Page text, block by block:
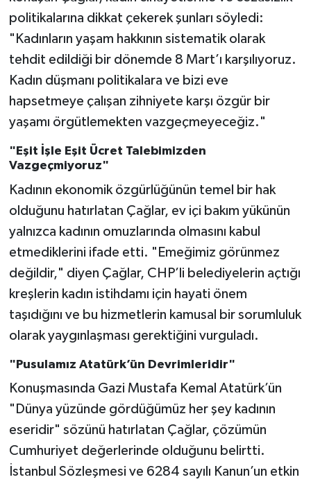
politikalarına dikkat çekerek şunları söyledi:
"Kadınların yaşam hakkının sistematik olarak
tehdit edildiği bir dönemde 8 Mart’ı karşılıyoruz.
Kadın düşmanı politikalara ve bizi eve
hapsetmeye çalışan zihniyete karşı özgür bir
yaşamı örgütlemekten vazgeçmeyeceğiz."
"Eşit İşle Eşit Ücret Talebimizden
Vazgeçmiyoruz"
Kadının ekonomik özgürlüğünün temel bir hak
olduğunu hatırlatan Çağlar, ev içi bakım yükünün
yalnızca kadının omuzlarında olmasını kabul
etmediklerini ifade etti. "Emeğimiz görünmez
değildir," diyen Çağlar, CHP’li belediyelerin açtığı
kreşlerin kadın istihdamı için hayati önem
taşıdığını ve bu hizmetlerin kamusal bir sorumluluk
olarak yaygınlaşması gerektiğini vurguladı.
"Pusulamız Atatürk’ün Devrimleridir"
Konuşmasında Gazi Mustafa Kemal Atatürk’ün
"Dünya yüzünde gördüğümüz her şey kadının
eseridir" sözünü hatırlatan Çağlar, çözümün
Cumhuriyet değerlerinde olduğunu belirtti.
İstanbul Sözleşmesi ve 6284 sayılı Kanun’un etkin